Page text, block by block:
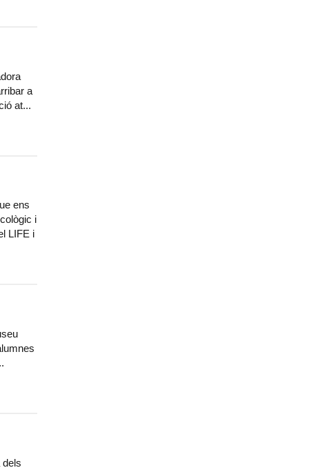
a
at...
ens
i
LIFE i
dels